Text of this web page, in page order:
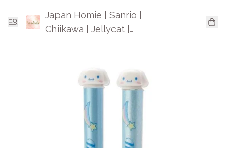
Japan Homie | Sanrio |
Chiikawa | Jellycat |